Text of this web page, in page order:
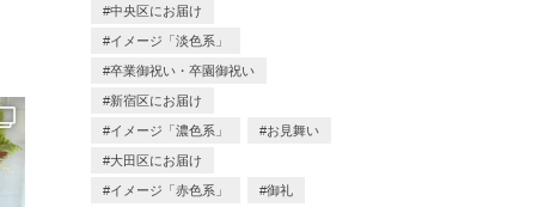
中央区にお届け
イメージ「淡色系」
卒業御祝い・卒園御祝い
新宿区にお届け
イメージ「濃色系」 お見舞い
大田区にお届け
イメージ「赤色系」 御礼